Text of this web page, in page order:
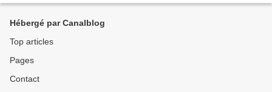
Hébergé par Canalblog
Top articles
Pages
Contact